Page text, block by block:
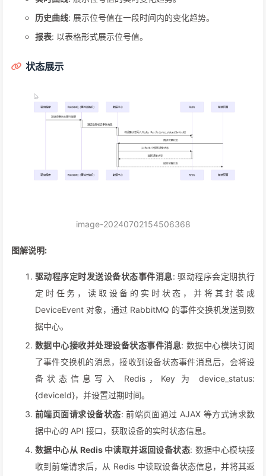
历史曲线: 展示位号值在一段时间内的变化趋势。
报表: 以表格形式展示位号值。
状态展示
image-20240702154506368
图解说明:
驱动程序定时发送设备状态事件消息: 驱动程序会定期执行
定时任务，读取设备的实时状态，并将其封装成
DeviceEvent 对象，通过 RabbitMQ 的事件交换机发送到数
据中心。
数据中心接收并处理设备状态事件消息: 数据中心模块订阅
了事件交换机的消息，接收到设备状态事件消息后，会将设
备状态信息写入 Redis，Key 为 device_status:
{deviceId}，并设置过期时间。
前端页面请求设备状态: 前端页面通过 AJAX 等方式请求数
据中心的 API 接口，获取设备的实时状态信息。
数据中心从 Redis 中读取并返回设备状态: 数据中心模块接
收到前端请求后，从 Redis 中读取设备状态信息，并将其返